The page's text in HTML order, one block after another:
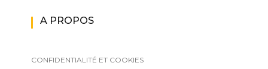
A PROPOS
CONFIDENTIALITÉ ET COOKIES